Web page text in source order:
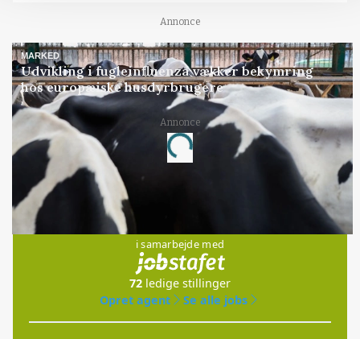
Annonce
MARKED
Udvikling i fugleinfluenza vækker bekymring
hos europæiske husdyrbrugere
Annonce
Loading...
i samarbejde med
72 ledige stillinger
Opret agent
Se alle jobs